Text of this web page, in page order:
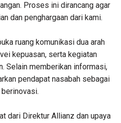
Proses ini dirancang agar
dan penghargaan dari kami.
ruang komunikasi dua arah
kepuasan, serta kegiatan
Selain memberikan informasi,
pendapat nasabah sebagai
dari Direktur Allianz dan upaya